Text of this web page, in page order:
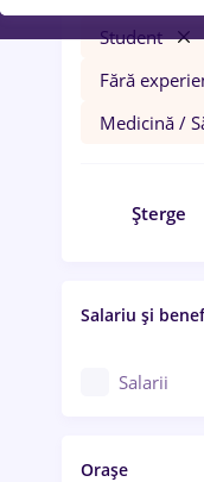
Student
Fără
Medicină /
Șterge
Salariu și
Salarii
Orașe